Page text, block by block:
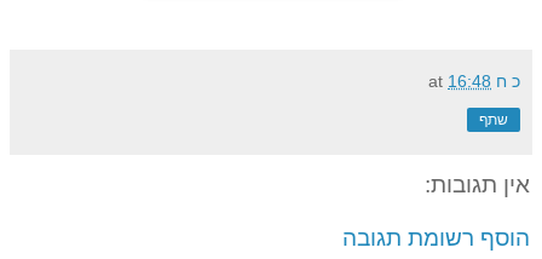
כ ח at 16:48
שתף
אין תגובות:
הוסף רשומת תגובה